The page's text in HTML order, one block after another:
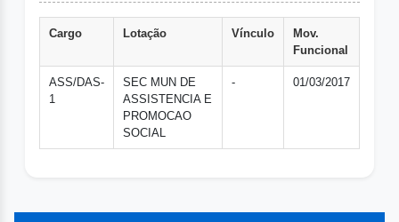
Cargo Lotação Vínculo
Mov.
Funcional
ASS/DAS-
1
SEC MUN DE
ASSISTENCIA E
PROMOCAO
SOCIAL
- 01/03/2017